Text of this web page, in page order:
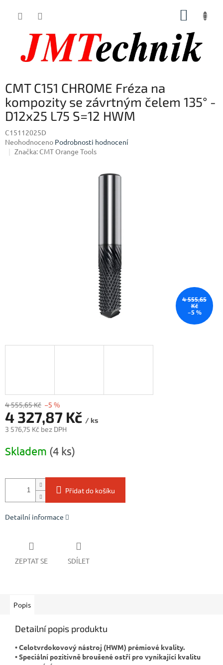
CMT C151 CHROME Fréza na
kompozity se závrtným čelem 135° -
D12x25 L75 S=12 HWM
C15112025D
Průměrné
hodnocení
Neohodnoceno Podrobnosti hodnocení
Značka: CMT Orange Tools
4 555,65
Kč
–5 %
4 555,65 Kč –5 %
4 327,87 Kč / ks
3 576,75 Kč bez DPH
cena:
Skladem (4 ks)
Přidat do košíku
Detailní informace
ZEPTAT SE SDÍLET
Popis
Detailní popis produktu
• Celotvrdokovový nástroj (HWM) prémiové kvality.
• Speciální pozitivně broušené ostří pro vynikající kvalitu